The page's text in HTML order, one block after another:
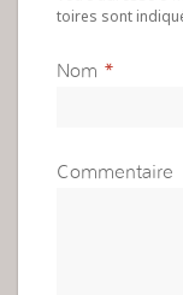
toires sont
Nom *
Commentaire